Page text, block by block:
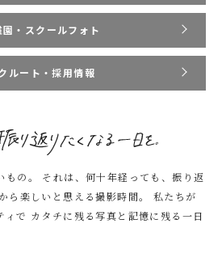
園・スクールフォト
ルート・採用情報
の。
それは、何十年経っても、振り返
ら楽しいと思える撮影時間。
私たちが
ィで カタチに残る写真と記憶に残る一日